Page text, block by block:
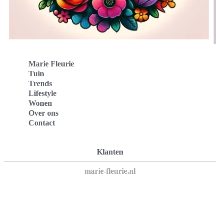
Marie Fleurie
Tuin
Trends
Lifestyle
Wonen
Over ons
Contact
Klanten
marie-fleurie.nl